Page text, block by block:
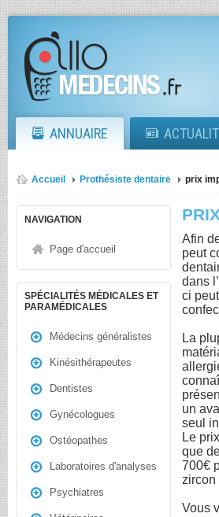
ANNUAIRE
Accueil Prothésiste dentaire prix
NAVIGATION
Page d'accueil
SPÉCIALITÉS MÉDICALES ET
PARAMÉDICALES
Médecins généralistes
Kinésithérapeutes
Dentistes
Gynécologues
Ostéopathes
Laboratoires d'analyses
Psychiatres
Afin
peut
dans
ci
La
un
seul
Le
que
700€
zircon
Vous